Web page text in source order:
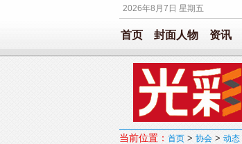
2026年8月7日 星期五
首页 封面人物 资讯
当前位置： 首页 > 协会 > 动态